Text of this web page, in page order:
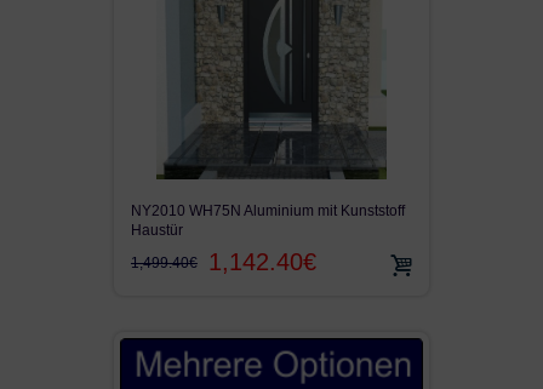
NY2010 WH75N Aluminium mit Kunststoff
Haustür
1,499.40€
1,142.40€